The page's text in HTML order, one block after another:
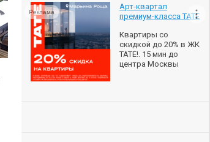
Арт-квартал
премиум-класса ТАТЕ
Квартиры со
скидкой до 20% в ЖК
ТАТЕ!. 15 мин до
центра Москвы
Реклама